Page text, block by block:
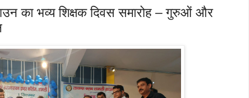
का भव्य शिक्षक दिवस समारोह – गुरुओं और